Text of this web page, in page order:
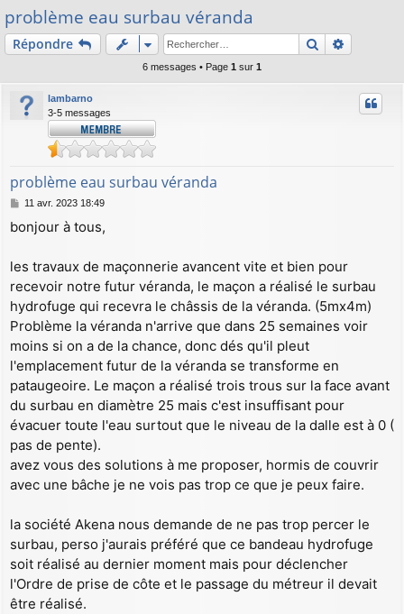
problème eau surbau véranda
Répondre Rechercher
6 messages • Page 1 sur 1
lambarno
3-5 messages
problème eau surbau véranda
M
s
g
e
11 avr. 2023 18:49
bonjour à tous,
les travaux de maçonnerie avancent vite et bien pour
recevoir notre futur véranda, le maçon a réalisé le surbau
hydrofuge qui recevra le châssis de la véranda. (5mx4m)
Problème la véranda n'arrive que dans 25 semaines voir
moins si on a de la chance, donc dés qu'il pleut
l'emplacement futur de la véranda se transforme en
pataugeoire. Le maçon a réalisé trois trous sur la face avant
du surbau en diamètre 25 mais c'est insuffisant pour
évacuer toute l'eau surtout que le niveau de la dalle est à 0 (
pas de pente).
avez vous des solutions à me proposer, hormis de couvrir
avec une bâche je ne vois pas trop ce que je peux faire.
la société Akena nous demande de ne pas trop percer le
surbau, perso j'aurais préféré que ce bandeau hydrofuge
soit réalisé au dernier moment mais pour déclencher
l'Ordre de prise de côte et le passage du métreur il devait
être réalisé.